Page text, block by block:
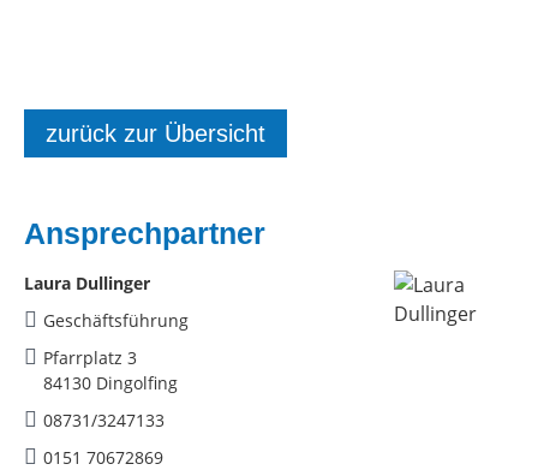
zurück zur Übersicht
Ansprechpartner
Laura Dullinger
Geschäftsführung
Pfarrplatz 3
84130 Dingolfing
08731/3247133
0151 70672869